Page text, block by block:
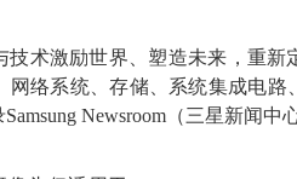
技术激励世界、塑造未来，重新
网络系统、存储、系统集成电路
Newsroom（三星新闻中